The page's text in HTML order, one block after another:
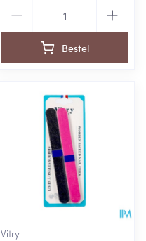
Bestel
Vitry